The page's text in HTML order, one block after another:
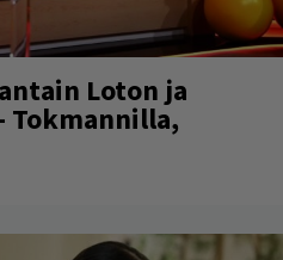
Loton ja
Tokmannilla,